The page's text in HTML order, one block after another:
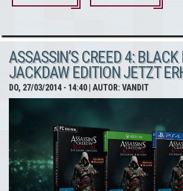
wurde bereits
in AC:
Brotherhood
angedeutet!
ASSASSIN’S CREED 4: BLACK
JACKDAW EDITION JETZT
DO, 27/03/2014 - 14:40| AUTOR:VANDIT